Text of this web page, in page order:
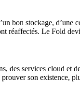
bon stockage,
réaffectés. Le Fold
des services cloud et
son existence,